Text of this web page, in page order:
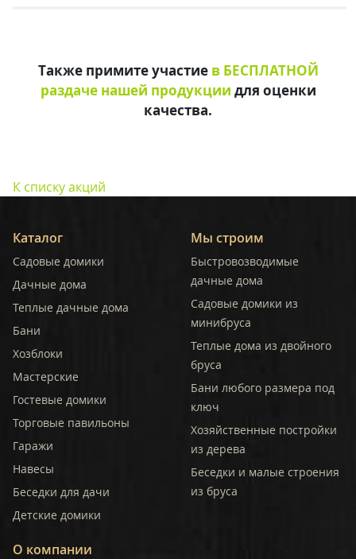
Также примите участие в БЕСПЛАТНОЙ
раздаче нашей продукции для оценки
качества.
К списку акций
Каталог
Садовые домики
Дачные дома
Теплые дачные дома
Бани
Хозблоки
Мастерские
Гостевые домики
Торговые павильоны
Гаражи
Навесы
Беседки для дачи
Детские домики
Мы строим
Быстровозводимые
дачные дома
Садовые домики из
минибруса
Теплые дома из двойного
бруса
Бани любого размера под
ключ
Хозяйственные постройки
из дерева
Беседки и малые строения
из бруса
О компании